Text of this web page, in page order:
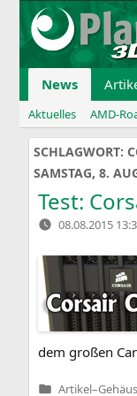
Zum
Inhalt
springen
News
Aktuelles AMD-
SCHLAGWORT:
SAMSTAG, 8.
Test:
08.08.2015
dem gro­ßen
Artikel–